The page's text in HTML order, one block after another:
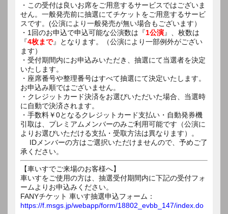
・この受付は良いお席をご用意するサービスではございま
せん。一般発売前に抽選にてチケットをご用意するサービ
スです。(公演により一般発売が無い場合もございます）
・1回のお申込で申込可能な公演数は『1公演』、枚数は
『4枚まで』となります。（公演により一部例外がござい
ます）
・受付期間内にお申込みいただき、抽選にて当選者を決定
いたします。
・座席番号や整理番号はすべて抽選にて決定いたします。
お申込み順ではございません。
・クレジットカード決済をお選びいただいた場合、当選時
に自動で決済されます。
・手数料￥0となるクレジットカード支払い・自動発券機
引取は、プレミアムメンバーのみご利用可能です（公演に
よりお選びいただける支払・受取方法は異なります）。
IDメンバーの方はご選択いただけませんので、予めご了
承ください。
【車いすでご来場のお客様へ】
車いすをご使用の方は、抽選受付期間内に下記の受付フォ
ームよりお申込みください。
FANYチケット 車いす抽選申込フォーム：
https://f.msgs.jp/webapp/form/18802_evbb_147/index.do